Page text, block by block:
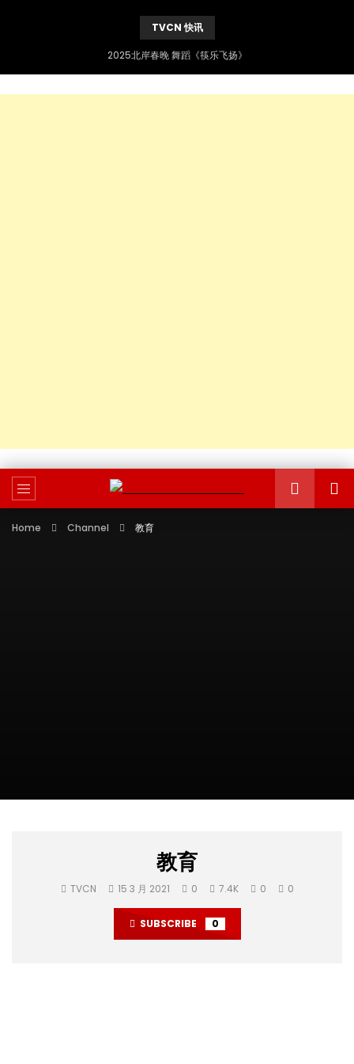
TVCN 快讯
2025北岸春晚 舞蹈《筷乐飞扬》
Home Channel 教育
教育
TVCN 15 3 月 2021 0 7.4K 0 0
SUBSCRIBE 0